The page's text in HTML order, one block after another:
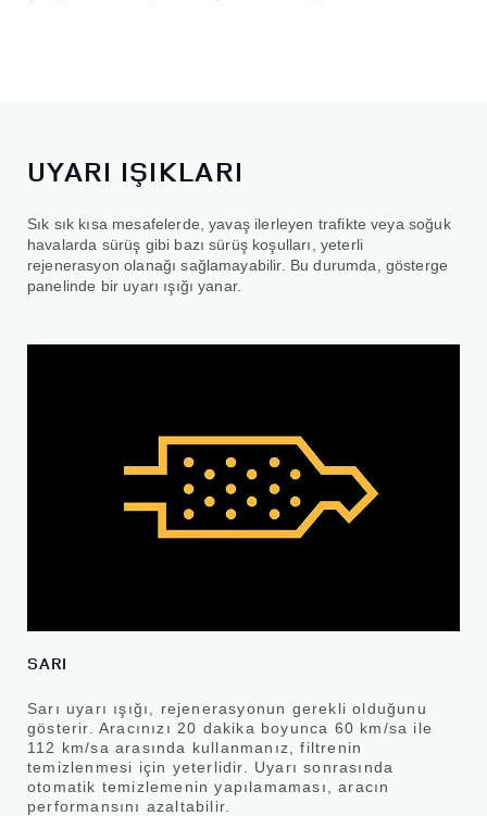
UYARI IŞIKLARI
Sık sık kısa mesafelerde, yavaş ilerleyen trafikte veya soğuk
havalarda sürüş gibi bazı sürüş koşulları, yeterli
rejenerasyon olanağı sağlamayabilir. Bu durumda, gösterge
panelinde bir uyarı ışığı yanar.
SARI
Sarı uyarı ışığı, rejenerasyonun gerekli olduğunu
gösterir. Aracınızı 20 dakika boyunca 60 km/sa ile
112 km/sa arasında kullanmanız, filtrenin
temizlenmesi için yeterlidir. Uyarı sonrasında
otomatik temizlemenin yapılamaması, aracın
performansını azaltabilir.